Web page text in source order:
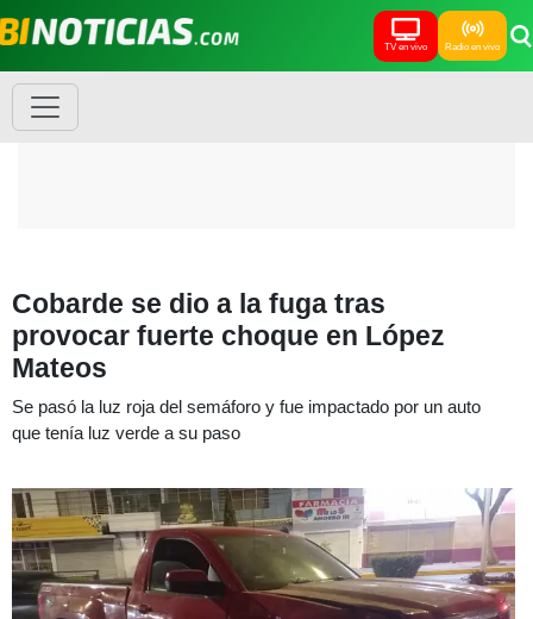
TV en vivo Radio en vivo
Cobarde se dio a la fuga tras
provocar fuerte choque en López
Mateos
Se pasó la luz roja del semáforo y fue impactado por un auto
que tenía luz verde a su paso